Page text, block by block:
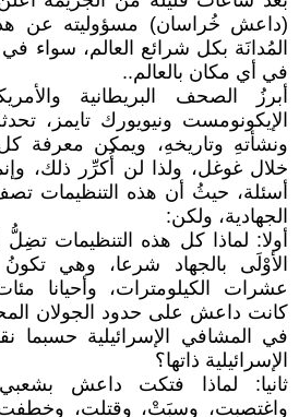
(داعش خُراسان) مسؤوليته عن
المُدانَة بكل شرائع العالم، سواء
في أي مكان بالعالم..
أبرزُ الصحف البريطانية
الإيكونومست ونيويورك تايمز،
ونشأتهِ وتاريخهِ، ويمكن معرفة
خلال غوغل، ولذا لن أُكرِّر ذلك،
أسئلة، حيثُ أن هذه التنظيمات
الجهادية، ولكن:
أولا: لماذا كل هذه التنظيمات
الأوْلَى بالجهاد شرعا، وهي
عشرات الكيلومترات، وأحيانا
كانت داعش على حدود الجولان
في المشافي الإسرائيلية حسبما
الإسرائيلية ذاتها؟
ثانيا: لماذا فتكت داعش
واغتصبت، وسبَتْ، وقتلت،